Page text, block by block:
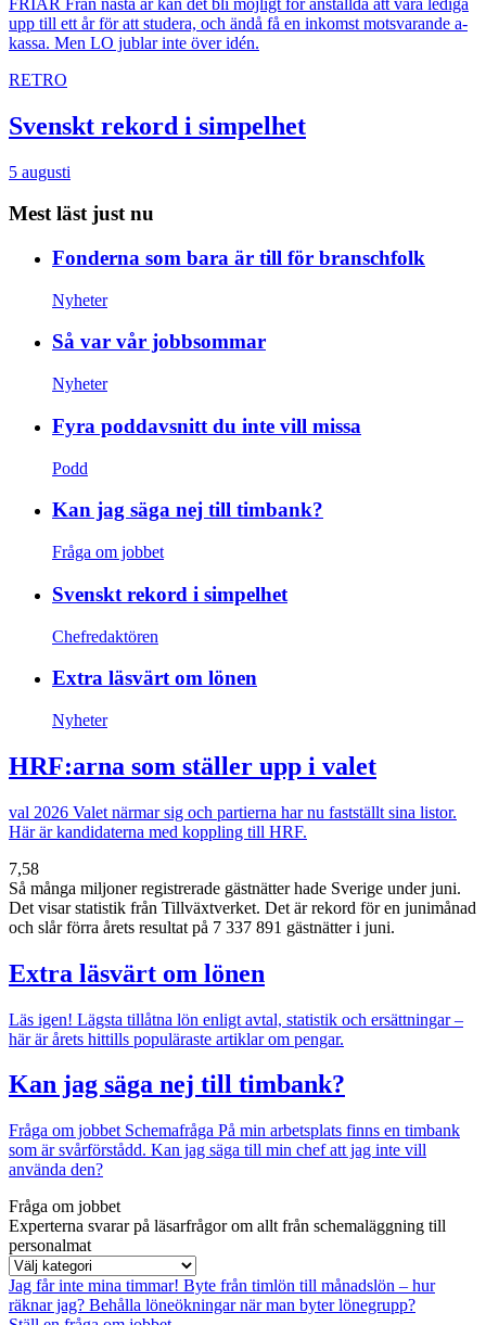
upp till ett år för att studera, och ändå få en inkomst motsvarande a-
kassa. Men LO jublar inte över idén.
RETRO
Svenskt rekord i simpelhet
5 augusti
Mest läst just nu
Fonderna som bara är till för branschfolk
Nyheter
Så var vår jobbsommar
Nyheter
Fyra poddavsnitt du inte vill missa
Podd
Kan jag säga nej till timbank?
Fråga om jobbet
Svenskt rekord i simpelhet
Chefredaktören
Extra läsvärt om lönen
Nyheter
HRF:arna som ställer upp i valet
val 2026 Valet närmar sig och partierna har nu fastställt sina listor.
Här är kandidaterna med koppling till HRF.
7,58
Så många miljoner registrerade gästnätter hade Sverige under juni.
Det visar statistik från Tillväxtverket. Det är rekord för en junimånad
och slår förra årets resultat på 7 337 891 gästnätter i juni.
Extra läsvärt om lönen
Läs igen! Lägsta tillåtna lön enligt avtal, statistik och ersättningar –
här är årets hittills populäraste artiklar om pengar.
Kan jag säga nej till timbank?
Fråga om jobbet Schemafråga På min arbetsplats finns en timbank
som är svårförstådd. Kan jag säga till min chef att jag inte vill
använda den?
Fråga om jobbet
Experterna svarar på läsarfrågor om allt från schemaläggning till
personalmat
Jag får inte mina timmar! Byte från timlön till månadslön – hur
räknar jag? Behålla löneökningar när man byter lönegrupp?